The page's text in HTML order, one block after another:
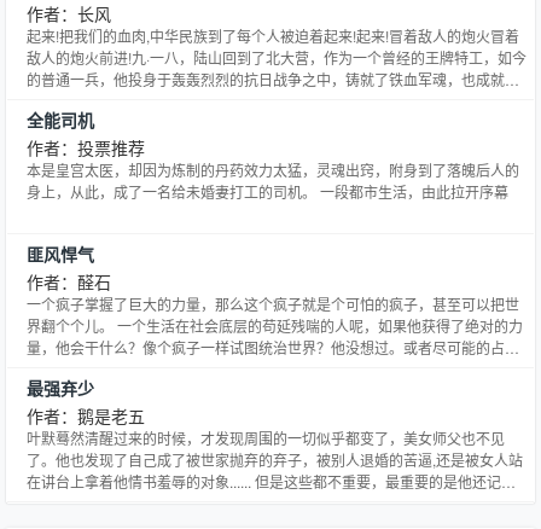
作者：长风
起来!把我们的血肉,中华民族到了每个人被迫着起来!起来!冒着敌人的炮火冒着
敌人的炮火前进!九·一八，陆山回到了北大营，作为一个曾经的王牌特工，如今
的普通一兵，他投身于轰轰烈烈的抗日战争之中，铸就了铁血军魂，也成就了
全能司机
作者：投票推荐
本是皇宫太医，却因为炼制的丹药效力太猛，灵魂出窍，附身到了落魄后人的
身上，从此，成了一名给未婚妻打工的司机。 一段都市生活，由此拉开序幕
匪风悍气
作者：醛石
一个疯子掌握了巨大的力量，那么这个疯子就是个可怕的疯子，甚至可以把世
界翻个个儿。 一个生活在社会底层的苟延残喘的人呢，如果他获得了绝对的力
量，他会干什么？像个疯子一样试图统治世界？他没想过。或者尽可能的占有
就是收集一些闪闪的石头，让他可以把那个庞大的东西开动起来。那时候就可
以对这世界牛逼的来一句，谁让我不开心了，我就一直找他茬儿
最强弃少
作者：鹅是老五
叶默蓦然清醒过来的时候，才发现周围的一切似乎都变了，美女师父也不见
了。他也发现了自己成了被世家抛弃的弃子，被别人退婚的苦逼,还是被女人站
在讲台上拿着他情书羞辱的对象...... 但是这些都不重要，最重要的是他还记忆